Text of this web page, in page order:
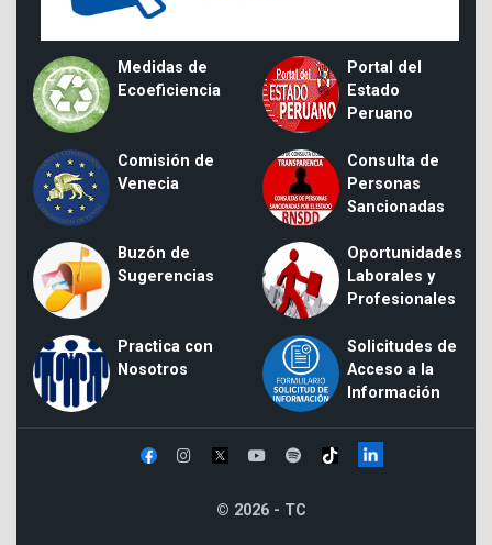
Medidas de
Ecoeficiencia
Portal del
Estado
Peruano
Comisión de
Venecia
Consulta de
Personas
Sancionadas
Buzón de
Sugerencias
Oportunidades
Laborales y
Profesionales
Practica con
Nosotros
Solicitudes de
Acceso a la
Información
© 2026 - TC